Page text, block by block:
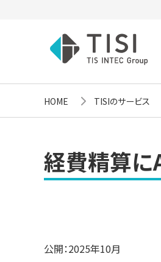
HOME TISIのサービス
経費精算に
公開：2025年10月